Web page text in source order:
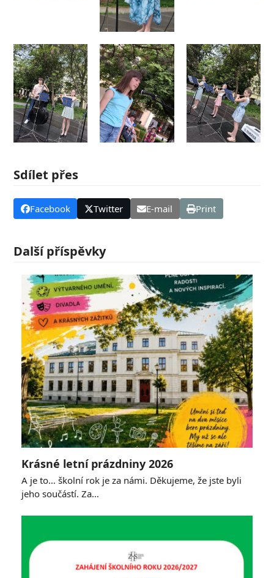
Sdílet přes
Facebook Twitter E-mail Print
Další příspěvky
Krásné letní prázdniny 2026
A je to… školní rok je za námi. Děkujeme, že jste byli
jeho součástí. Za…